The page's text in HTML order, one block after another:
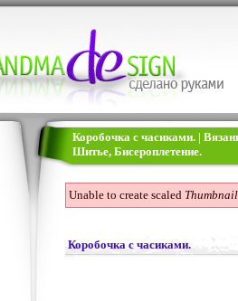
Коробочка с часиками. |
Шитье, Бисероплетение.
Unable to create scaled Thumbnail
Коробочка с часиками.